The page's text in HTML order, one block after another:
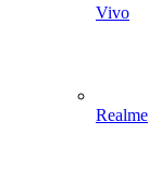
Vivo
Realme